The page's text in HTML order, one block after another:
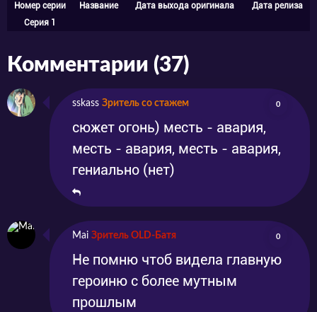
Номер серии Название Дата выхода оригинала
Дата релиза
Серия 1
Комментарии (37)
sskass Зритель со стажем 0
сюжет огонь) месть - авария,
месть - авария, месть - авария,
гениально (нет)
Mai Зритель OLD-Батя 0
Не помню чтоб видела главную
героиню с более мутным
прошлым